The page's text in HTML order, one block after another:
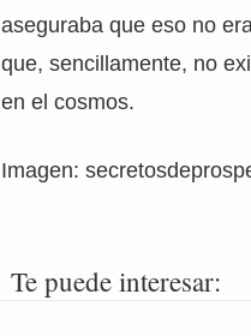
aseguraba que eso no
que, sencillamente, no
en el cosmos.
Imagen:
Te puede interesar: